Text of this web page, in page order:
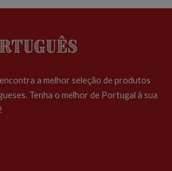
a melhor seleção de produtos
Tenha o melhor de Portugal à sua